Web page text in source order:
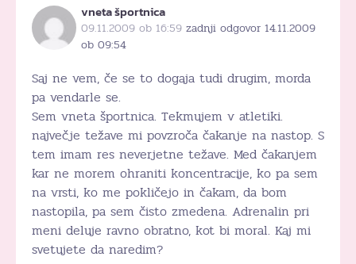
vneta športnica
09.11.2009 ob 16:59 zadnji odgovor 14.11.2009
ob 09:54
Saj ne vem, če se to dogaja tudi drugim, morda
pa vendarle se.
Sem vneta športnica. Tekmujem v atletiki.
največje težave mi povzroča čakanje na nastop. S
tem imam res neverjetne težave. Med čakanjem
kar ne morem ohraniti koncentracije, ko pa sem
na vrsti, ko me pokličejo in čakam, da bom
nastopila, pa sem čisto zmedena. Adrenalin pri
meni deluje ravno obratno, kot bi moral. Kaj mi
svetujete da naredim?